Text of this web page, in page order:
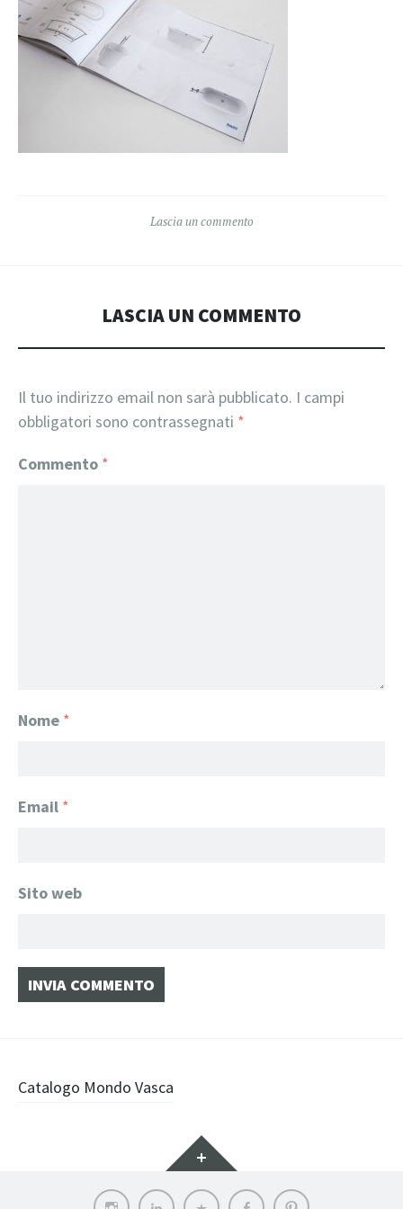
Lascia un commento
LASCIA UN COMMENTO
Il tuo indirizzo email non sarà pubblicato. I campi
obbligatori sono contrassegnati *
Commento *
Nome *
Email *
Sito web
Navigazione
Catalogo Mondo Vasca
Widget
InstagramLinkedIn ArchiloversFacebookPinterest